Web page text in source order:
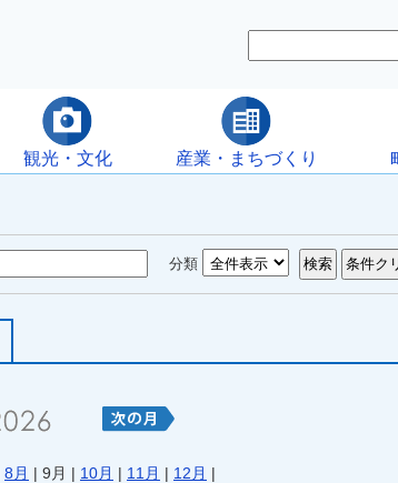
観光・文化 産業・まちづくり
分類
8月 | 9月 | 10月 | 11月 | 12月 |